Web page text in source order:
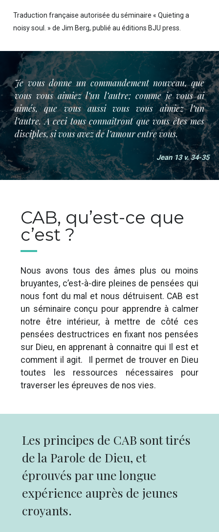
Traduction française autorisée du séminaire « Quieting a
noisy soul. » de Jim Berg, publié au éditions BJU press.
Je vous donne un commandement nouveau, que
vous vous aimiez l’un l’autre; comme je vous ai
aimés, que vous aussi vous vous aimiez l’un
l’autre. A ceci tous connaîtront que vous êtes mes
disciples, si vous avez de l’amour entre vous.
Jean 13 v. 34-35
CAB, qu’est-ce que
c’est ?
Nous avons tous des âmes plus ou moins
bruyantes, c’est-à-dire pleines de pensées qui
nous font du mal et nous détruisent. CAB est
un séminaire conçu pour apprendre à calmer
notre être intérieur, à mettre de côté ces
pensées destructrices en fixant nos pensées
sur Dieu, en apprenant à connaitre qui Il est et
comment il agit. Il permet de trouver en Dieu
toutes les ressources nécessaires pour
traverser les épreuves de nos vies.
Les principes de CAB sont tirés
de la Parole de Dieu, et
éprouvés par une longue
expérience auprès de jeunes
croyants.